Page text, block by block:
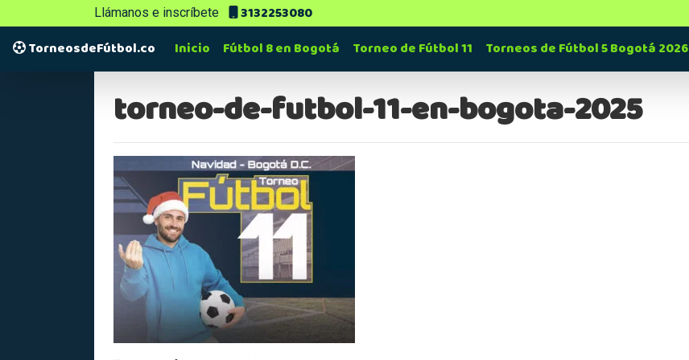
Llámanos e inscríbete
3132253080
TorneosdeFútbol.co
Inicio Fútbol 8 en Bogotá Torneo de Fútbol 11 Torneos de Fútbol 5 Bogotá 2026
torneo-de-futbol-11-en-bogota-2025